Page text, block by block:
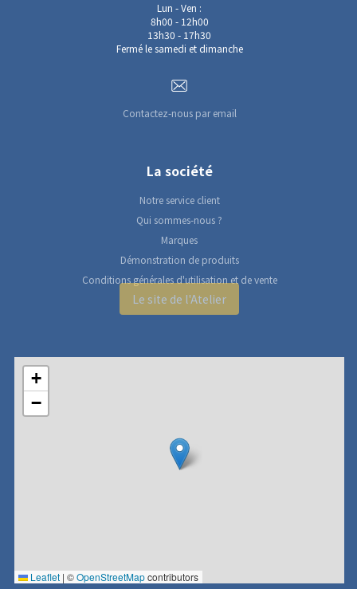
Lun - Ven :
8h00 - 12h00
13h30 - 17h30
Fermé le samedi et dimanche
Contactez-nous par email
La société
Notre service client
Qui sommes-nous ?
Marques
Démonstration de produits
Conditions générales d'utilisation et de vente
Le site de l'Atelier